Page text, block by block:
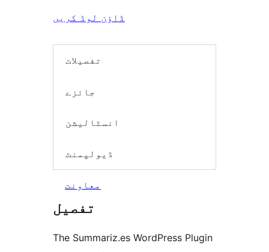
ڈاؤن لوڈ کریں
تفصیلات
جائزے
انسٹالیشن
ڈیولپمنٹ
معاونت
تفصیل
The Summariz.es WordPress Plugin